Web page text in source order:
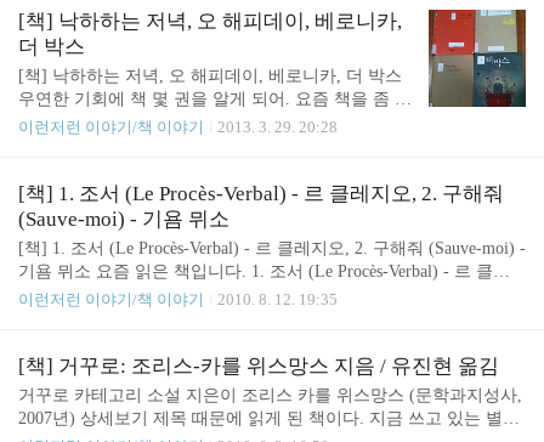
베니아라는 나라에 관심을 갖고 가게되어 두 번이나
가게 된 나라. 그 여행에서 만났던 친구들과 보냈던
시간..
닐 것 같다는 걸 알 수 있다. 전체적인 느낌은, 완벽히
공감하기는 그리 쉽지 않은 내용이었다고 말하고 싶
다. 내가 남자여서 그런 것인지, 아니면 이 설정이 좀
무리해서 그런 것인지. 일인칭 관찰자 시점의 책이라
고 보는 게 맞을 것 같은데, 화자인 "리카"의 행동이
나 여자주인공이라 볼 수 있는 "하나코"의 행동도 공
자신을 대입하기도 좀 어려웠다. 특이하다. 특별한
묘사가 많다. 섬세하고 세밀하..
[책] 낙하하는 저녁, 오 해피데이, 베로니카,
더 박스
[책] 낙하하는 저녁, 오 해피데이, 베로니카, 더 박스
우연한 기회에 책 몇 권을 알게 되어. 요즘 책을 좀 빌
려서 읽고 있다. 1번. 낙하하는 저녁: 에쿠니 가오리
의 뜻은 잘 모르겠다. 재밌는 묘사는 많은데, 사건의
전개가 필연적이라 느껴지지는 않는다. 공감하기 그
리 쉽지는 않은 작품. 2번. 오 해피데이: 오쿠다 히데
오 지음, 김난주 옮김 이제 막 읽기 시작했는데, 초반
이 흥미진진한 게 딱 내 취향이다. 사소한 사건에 주
인공의 감정이 오르락내리락 하는 게 실감나게 묘사
가 김남주로 같다. 3번. 베로니카, 죽기로 결심하다:
파울로 코엘료 지음, 이..
이런저런 이야기/책 이야기 2013. 3. 29. 20:28
[책] 1. 조서 (Le Procès-Verbal) - 르 클레지오, 2. 구해줘
(Sauve-moi) - 기욤 뮈소
[책] 1. 조서 (Le Procès-Verbal) - 르 클레지오, 2. 구해줘 (Sauve-moi) -
기욤 뮈소 요즘 읽은 책입니다. 1. 조서 (Le Procès-Verbal) - 르 클레
지오 조서(세계문학전집54) 카테고리 소설 > 소설문고/시리즈 > 소
상 받았다길래 빌려서 읽었는데, 불어로 읽기 시작한 것이 문제였는
지 그다지 나를 끌어들이지 못했다. 뒤늦게 우리말로 된 걸 읽었지만
그다지 재미있지는 않았다. 초반에 주인공 아담 폴로의 특징을 묘사
하는 부분이 조금 재밌기는 했는데, 읽어가면서 흥미가 점점 떨어졌
이런저런 이야기/책 이야기 2010. 8. 12. 19:35
[책] 거꾸로: 조리스-카를 위스망스 지음 / 유진현 옮김
거꾸로 카테고리 소설 지은이 조리스 카를 위스망스 (문학과지성사,
2007년) 상세보기 제목 때문에 읽게 된 책이다. 지금 쓰고 있는 별명